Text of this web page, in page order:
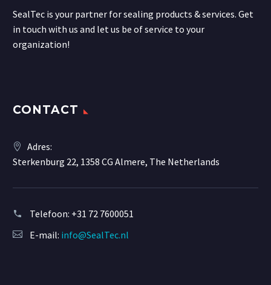
SealTec is your partner for sealing products & services. Get
in touch with us and let us be of service to your
organization!
CONTACT
Adres:
Sterkenburg 22, 1358 CG Almere, The Netherlands
Telefoon: +31 72 7600051
E-mail: info@SealTec.nl